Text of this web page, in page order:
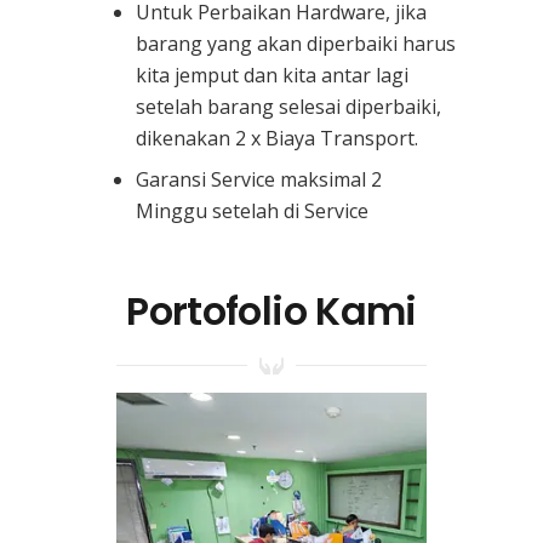
Untuk Perbaikan Hardware, jika
barang yang akan diperbaiki harus
kita jemput dan kita antar lagi
setelah barang selesai diperbaiki,
dikenakan 2 x Biaya Transport.
Garansi Service maksimal 2
Minggu setelah di Service
Portofolio Kami